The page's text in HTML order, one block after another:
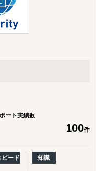
は1,500社を超えまし
人以上配置。進出後も
います。
・マレーシア・カンボ
ラオス
シンガポール・台湾・
ウジアラビア・イン
ランス・ドイツ
ート実績数
100件
ピード 知識